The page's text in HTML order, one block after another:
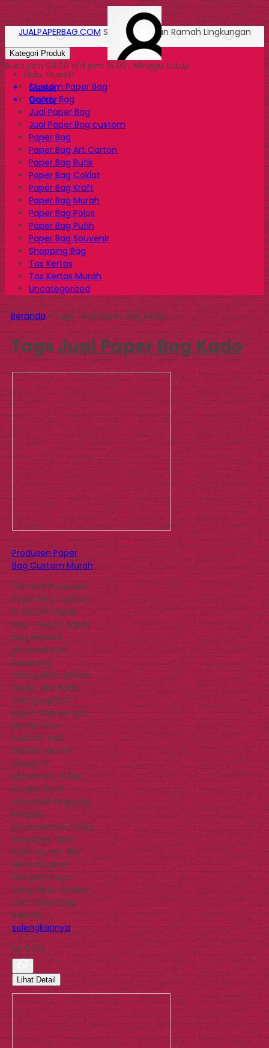
Halo, Guest!
Masuk
Daftar
JUALPAPERBAG.COM Solusi Kemasan Ramah Lingkungan
Kategori Produk
Buka jam 09.00 s/d jam 16.00 , Minggu tutup
Custom Paper Bag
Goody Bag
Jual Paper Bag
Jual Paper Bag custom
Paper Bag
Paper Bag Art Carton
Paper Bag Butik
Paper Bag Coklat
Paper Bag Kraft
Paper Bag Murah
Paper Bag Polos
Paper Bag Putih
Paper Bag Souvenir
Shopping Bag
Tas Kertas
Tas Kertas Murah
Uncategorized
Beranda»Tags "Jual Paper Bag Kado"
TagsJual Paper Bag Kado
Produsen Paper
Bag Custom Murah
Tempat Produsen
Paper Bag Custom
Produsen Paper
Bag – Pesan paper
bag kepada
produsennya
langsung
merupakan pilihan
tepat. Jika Anda
menginginkan
paper bag dengan
pembuatan
custom baik
desain, ukuran
maupun
bahannya. Selain
itu, jika Anda
membeli langsung
kepada
produsennya maka
harganya akan
lebih murah. Bila
dibandingkan
dengan harga
yang dijual di toko-
toko paper bag.
Seperti…
selengkapnya
Rp 6.000
Lihat Detail